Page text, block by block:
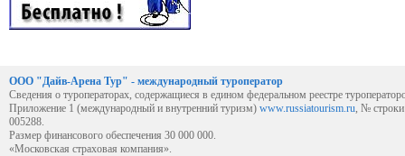
ООО "Дайв-Арена Тур" - международный туроператор
Сведения о туроператорах, содержащиеся в едином федеральном реестре
Приложение 1 (международный и внутренний туризм) www.russiatourism.ru, №
005288.
Размер финансового обеспечения 30 000 000.
«Московская страховая компания».